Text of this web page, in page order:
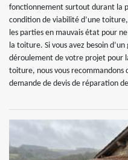
fonctionnement surtout durant la
condition de viabilité d’une
les parties en mauvais état pour
la toiture. Si vous avez besoin
déroulement de votre projet pour
toiture, nous vous recommandons
demande de devis de réparation